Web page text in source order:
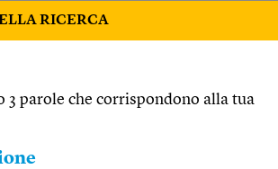
RICERCA
3 parole che corrispondono alla tua